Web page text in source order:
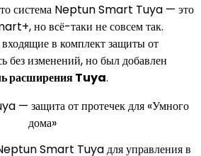
система Neptun Smart Tuya — это
но всё-таки не совсем так.
в комплект защиты от
без изменений, но был добавлен
расширения Tuya.
Smart Tuya для управления в